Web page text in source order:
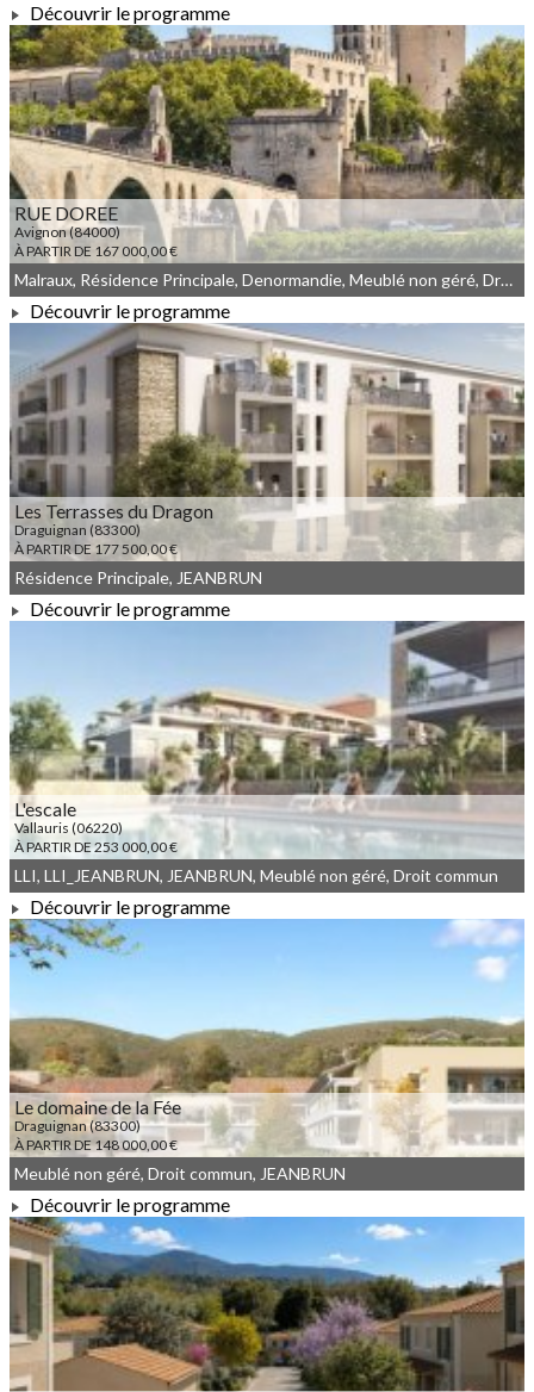
À PARTIR DE 90 296,00 €
Découvrir le programme
RUE DOREE
Avignon (84000)
À PARTIR DE 167 000,00 €
À PARTIR DE 167 000,00 €
Malraux, Résidence Principale, Denormandie, Meublé non géré, Droit commun
Découvrir le programme
Les Terrasses du Dragon
Draguignan (83300)
À PARTIR DE 177 500,00 €
À PARTIR DE 177 500,00 €
Résidence Principale, JEANBRUN
Découvrir le programme
L'escale
Vallauris (06220)
À PARTIR DE 253 000,00 €
À PARTIR DE 253 000,00 €
LLI, LLI_JEANBRUN, JEANBRUN, Meublé non géré, Droit commun
Découvrir le programme
Le domaine de la Fée
Draguignan (83300)
À PARTIR DE 148 000,00 €
À PARTIR DE 148 000,00 €
Meublé non géré, Droit commun, JEANBRUN
Découvrir le programme